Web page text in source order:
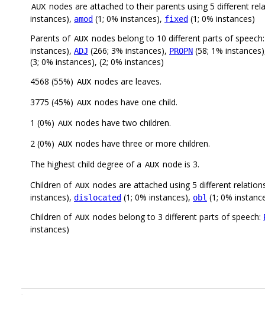
AUX nodes are attached to their parents using 5 different
instances), amod (1; 0% instances), fixed (1; 0% instances)
Parents of AUX nodes belong to 10 different parts of
instances), ADJ (266; 3% instances), PROPN (58; 1%
(3; 0% instances), (2; 0% instances)
4568 (55%) AUX nodes are leaves.
3775 (45%) AUX nodes have one child.
1 (0%) AUX nodes have two children.
2 (0%) AUX nodes have three or more children.
The highest child degree of a AUX node is 3.
Children of AUX nodes are attached using 5 different
instances), dislocated (1; 0% instances), obl (1; 0%
Children of AUX nodes belong to 3 different parts of speech:
instances)
.